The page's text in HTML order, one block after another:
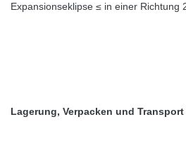
Expansionseklipse ≤ in einer Richtung
Lagerung, Verpacken und Transport